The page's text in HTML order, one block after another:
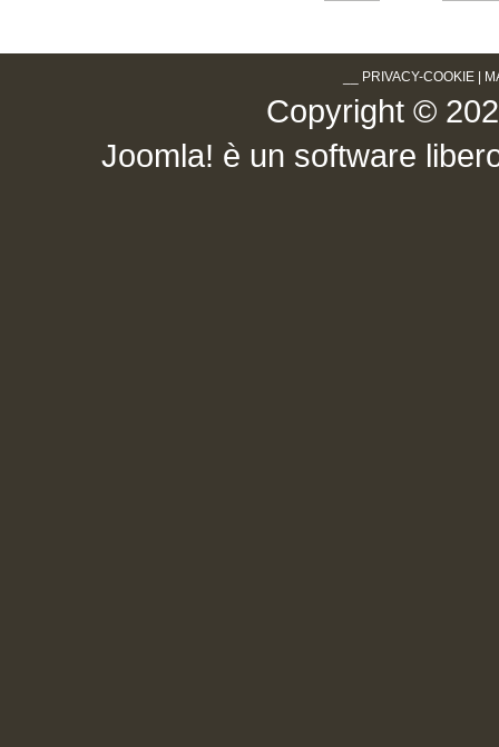
PRIVACY-COOKIE
Copyright ©
Joomla! è un software